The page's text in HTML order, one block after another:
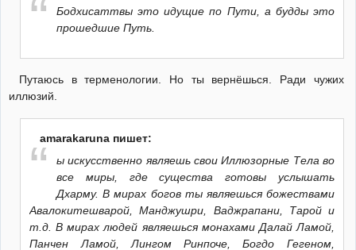
Бодхисаттвы это идущие по Пути, а будды это
прошедшие Путь.
Путаюсь в терменологии. Но ты вернёшься. Ради чужих
иллюзий.
amarakaruna пишет:
ы искусственно являешь свои Иллюзорные Тела во
все миры, где существа готовы услышать
Дхарму. В мирах богов ты являешься божествами
Авалокитешварой, Манджушри, Ваджрапани, Тарой и
т.д. В мирах людей являешься монахами Далай Ламой,
Панчен Ламой, Лингом Ринпоче, Богдо Гегеном,